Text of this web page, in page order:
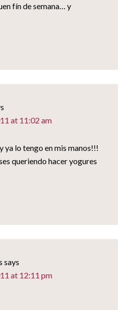
fín de semana… y
at 11:02 am
ya lo tengo en mis manos!!!
queriendo hacer yogures
says
at 12:11 pm